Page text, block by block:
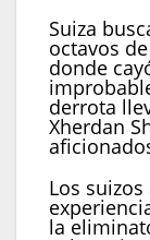
Suiza
octavos
donde
derrota
Xherdan
Los
la